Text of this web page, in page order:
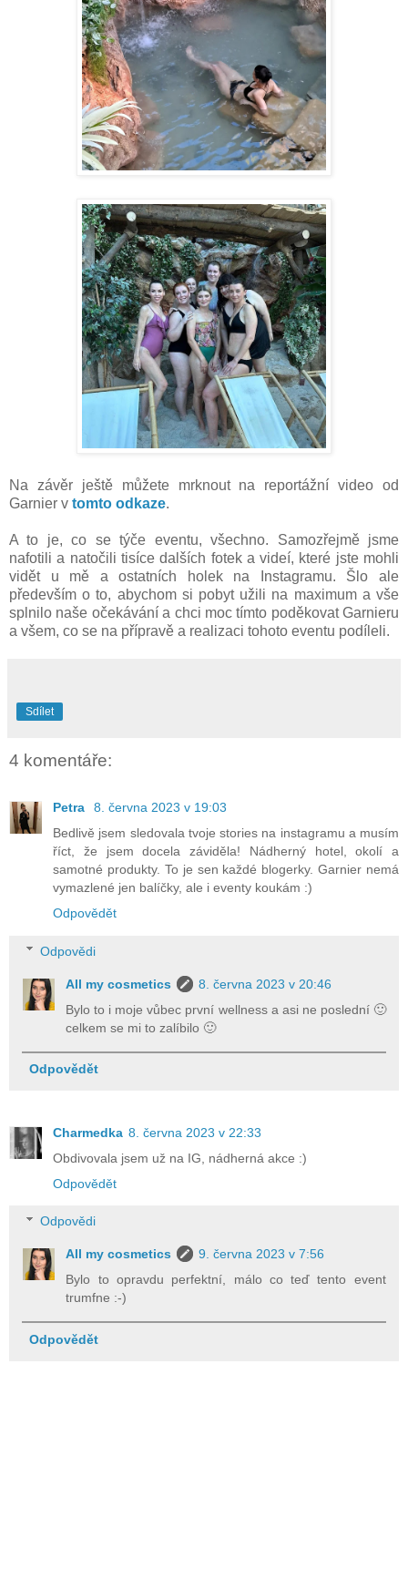
Na závěr ještě můžete mrknout na reportážní video od
Garnier v tomto odkaze.
A to je, co se týče eventu, všechno. Samozřejmě jsme
nafotili a natočili tisíce dalších fotek a videí, které jste mohli
vidět u mě a ostatních holek na Instagramu. Šlo ale
především o to, abychom si pobyt užili na maximum a vše
splnilo naše očekávání a chci moc tímto poděkovat Garnieru
a všem, co se na přípravě a realizaci tohoto eventu podíleli.
Sdílet
4 komentáře:
Petra
8. června 2023 v 19:03
Bedlivě jsem sledovala tvoje stories na instagramu a musím
říct, že jsem docela záviděla! Nádherný hotel, okolí a
samotné produkty. To je sen každé blogerky. Garnier nemá
vymazlené jen balíčky, ale i eventy koukám :)
Odpovědět
Odpovědi
All my cosmetics
8. června 2023 v 20:46
Bylo to i moje vůbec první wellness a asi ne poslední 🙂
celkem se mi to zalíbilo 🙂
Odpovědět
Charmedka 8. června 2023 v 22:33
Obdivovala jsem už na IG, nádherná akce :)
Odpovědět
Odpovědi
All my cosmetics
9. června 2023 v 7:56
Bylo to opravdu perfektní, málo co teď tento event
trumfne :-)
Odpovědět